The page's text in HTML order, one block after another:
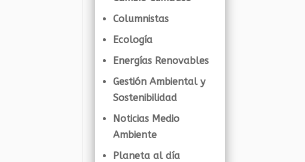
Columnistas
Ecología
Energías Renovables
Gestión Ambiental y
Sostenibilidad
Noticias Medio
Ambiente
Planeta al día